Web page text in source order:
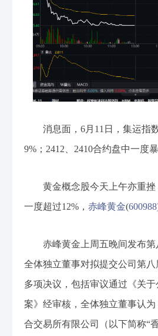
消息面，6月11日，集运指
9%；2412、2410合约盘中一度
黄金概念股今天上午亦重挫
一度超过12%， 赤峰黄金(600988
赤峰黄金上周五晚间发布
全体独立董事对拟提交公司第
多项决议，包括审议通过《关
案》经审核，全体独立董事认
合交易所有限公司（以下简称“